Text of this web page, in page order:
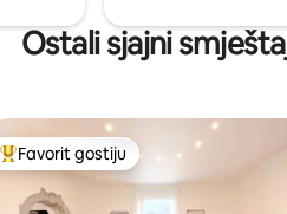
Ostali sjajni
Glavni favorit gostiju
Favorit gostiju